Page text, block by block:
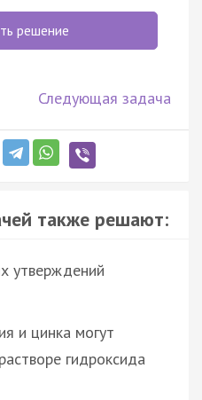
решение
Следующая задача
также решают:
утверждений
и цинка могут
гидроксида